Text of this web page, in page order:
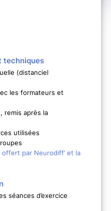
techniques
(distanciel
les formateurs et
remis après la
utilisées
offert par Neurodiff’ et la
séances d’exercice